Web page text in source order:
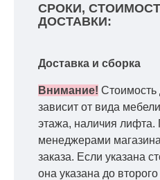
СРОКИ,
ДОСТАВКИ:
Доставка и сборка
Внимание! Стоимость
зависит от вида
этажа, наличия лифта.
менеджерами
заказа. Если указана
она указана до